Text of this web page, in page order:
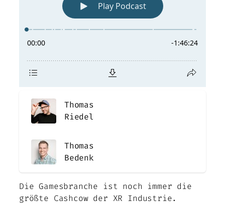
Thomas
Riedel
Thomas
Bedenk
Die Gamesbranche ist noch immer die
größte Cashcow der XR Industrie.